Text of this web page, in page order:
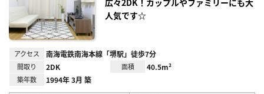
人気です☆
アクセス 南海電鉄南海本線「堺駅」徒歩7分
間取り 2DK 面積 40.5m²
築年数 1994年 3月 築